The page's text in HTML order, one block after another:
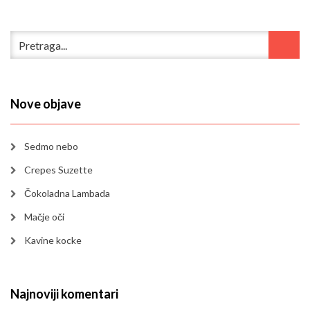
Nove objave
Sedmo nebo
Crepes Suzette
Čokoladna Lambada
Mačje oči
Kavine kocke
Najnoviji komentari